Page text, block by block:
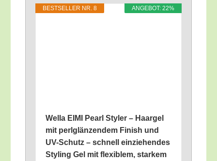
ANGE­BOT: 22%
BEST­SEL­LER NR. 8
Wel­la EIMI Pearl Sty­ler – Haar­gel
mit perl­glän­zen­dem Finish und
UV-Schutz – schnell ein­zie­hen­des
Sty­ling Gel mit fle­xi­blem, star­kem